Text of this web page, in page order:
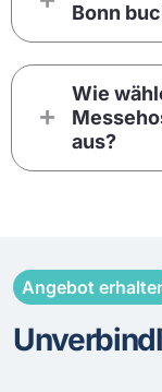
Bonn
Wie
aus?
Angebot